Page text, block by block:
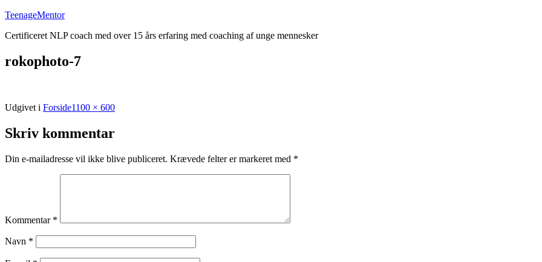
Fortsæt
indhold
TeenageMentor
Certificeret NLP coach med over 15 års erfaring med coaching af unge mennesker
rokophoto-7
Udgivet i ForsideFuld
1100 × 600
Skriv kommentar
Din e-mailadresse vil ikke blive publiceret. Krævede felter er markeret med *
Kommentar *
Navn *